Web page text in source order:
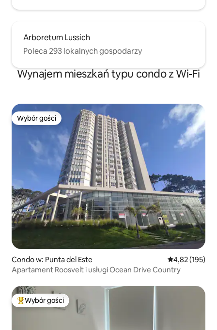
Arboretum Lussich
Poleca 293 lokalnych gospodarzy
Wynajem mieszkań typu condo z Wi-Fi
Wybór gości
Wybór gości
Condo w: Punta del Este Średnia
4,82 (195)
Apartament Roosvelt i usługi Ocean Drive Country
Najpopularniejsze z kategorii Wybór gości
Wybór gości